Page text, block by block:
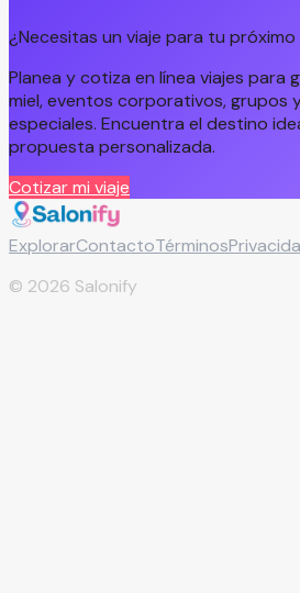
¿Necesitas un viaje para tu
Planea y cotiza en línea viajes para
miel, eventos corporativos, grupos
especiales. Encuentra el destino
propuesta personalizada.
Cotizar mi viaje
ExplorarContactoTérminos
© 2026 Salonify